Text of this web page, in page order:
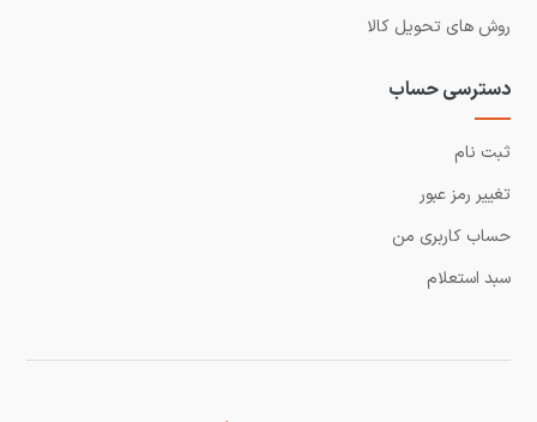
روش های تحویل کالا
دسترسی حساب
ثبت نام
تغییر رمز عبور
حساب کاربری من
سبد استعلام